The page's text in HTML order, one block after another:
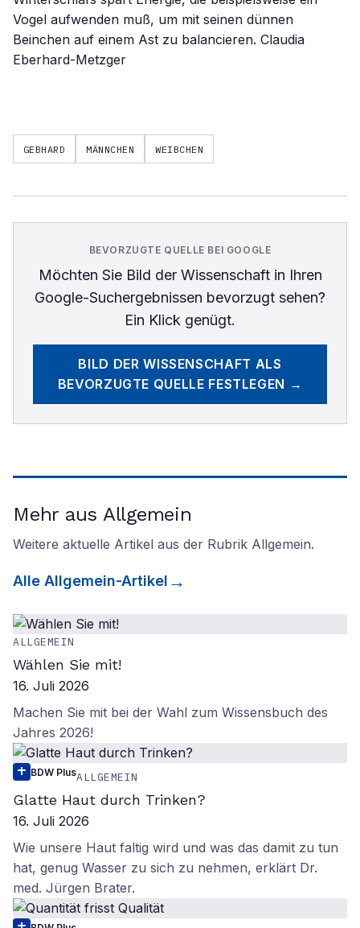
GEBHARD MÄNNCHEN WEIBCHEN
BEVORZUGTE QUELLE BEI GOOGLE
Möchten Sie Bild der Wissenschaftin Ihren
Google-Suchergebnissen bevorzugt sehen?
Ein Klick genügt.
BILD DER WISSENSCHAFT ALS
BEVORZUGTE QUELLE FESTLEGEN →
Mehr aus Allgemein
Weitere aktuelle Artikel aus der Rubrik Allgemein.
Alle Allgemein-Artikel
ALLGEMEIN
Wählen Sie mit!
16. Juli 2026
Machen Sie mit bei der Wahl zum Wissensbuch des
Jahres 2026!
BDW PlusALLGEMEIN
Glatte Haut durch Trinken?
16. Juli 2026
Wie unsere Haut faltig wird und was das damit zu tun
hat, genug Wasser zu sich zu nehmen, erklärt Dr.
med. Jürgen Brater.